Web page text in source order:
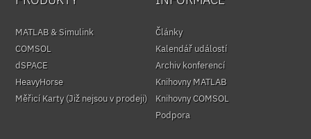
MATLAB & Simulink
COMSOL
dSPACE
HeavyHorse
Měřicí Karty (Již nejsou v prodeji)
Články
Kalendář událostí
Archiv konferencí
Knihovny MATLAB
Knihovny COMSOL
Podpora